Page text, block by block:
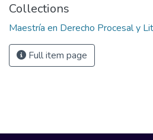
Collections
Maestría en Derecho Procesal y
Full item page